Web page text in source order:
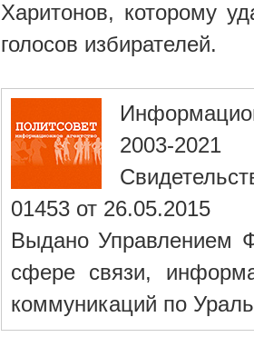
Харитонов, которому
голосов избирателей.
2003-2021
01453 от 26.05.2015
Выдано Управлением
сфере связи,
коммуникаций по